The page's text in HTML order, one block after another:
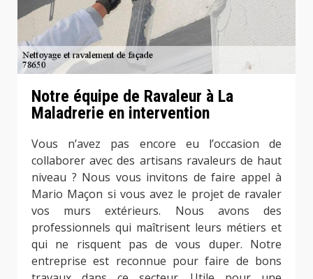
Notre équipe de Ravaleur à La
Maladrerie en intervention
Vous n’avez pas encore eu l’occasion de
collaborer avec des artisans ravaleurs de haut
niveau ? Nous vous invitons de faire appel à
Mario Maçon si vous avez le projet de ravaler
vos murs extérieurs. Nous avons des
professionnels qui maîtrisent leurs métiers et
qui ne risquent pas de vous duper. Notre
entreprise est reconnue pour faire de bons